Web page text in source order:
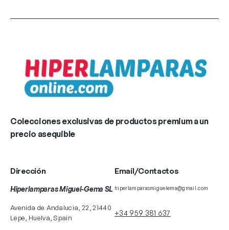
Colecciones exclusivas de productos premium a un
precio asequible
Dirección
Hiperlamparas Miguel-Gema SL
Avenida de Andalucia, 22, 21440
Lepe, Huelva, Spain
Email/Contactos
hiperlamparasmiguelema@gmail.com
+34 959 381 637